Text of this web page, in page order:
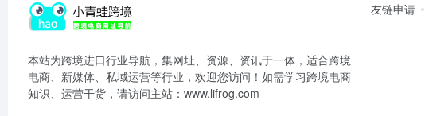
本站为跨境进口行业导航，集网址、资源、资讯于一体，适合跨境
电商、新媒体、私域运营等行业，欢迎您访问！如需学习跨境电商
知识、运营干货，请访问主站：www.lifrog.com
友链申请